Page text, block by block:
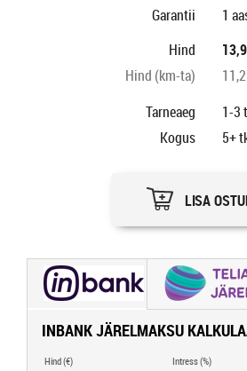
Garantii
1
Hind
Hind (km-ta)
Tarneaeg
1-3
Kogus
5+
LISA
INBANK JÄRELMAKSU
Hind (€) Intress (%)